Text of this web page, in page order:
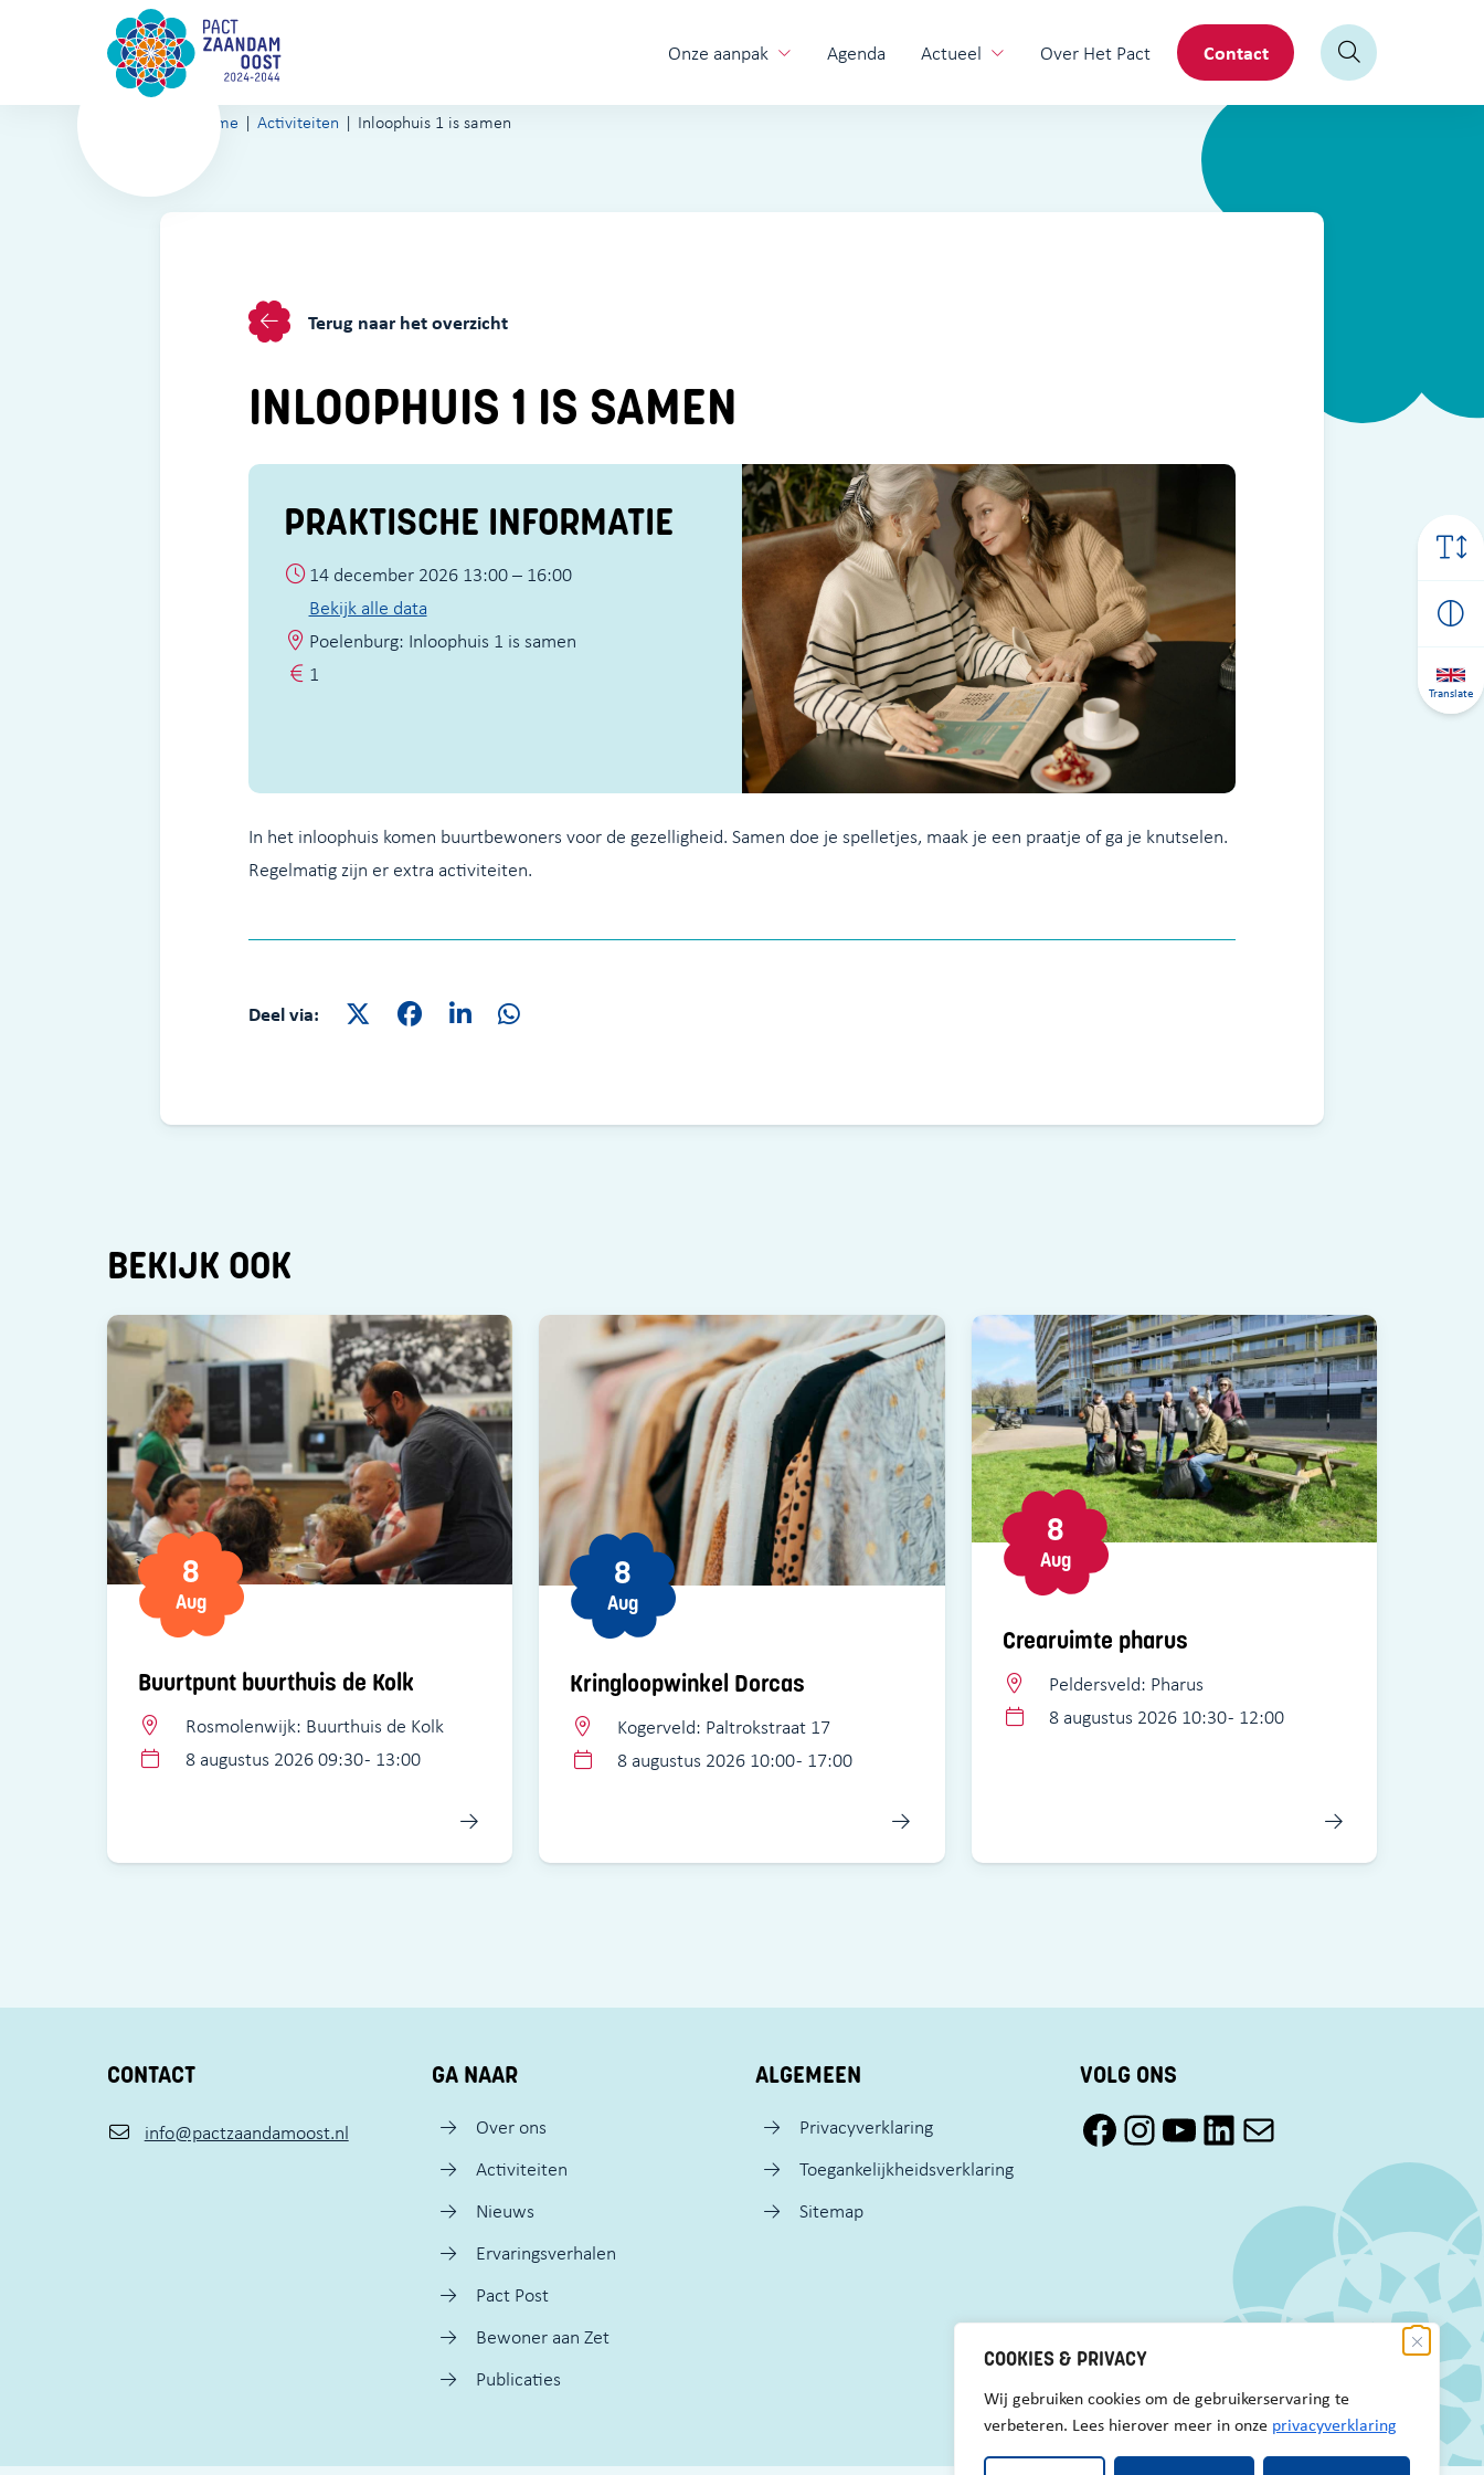
COOKIES & PRIVACY
Wij gebruiken cookies om de gebruikerservaring te
verbeteren. Lees hierover meer in onze privacyverklaring
Onze aanpak Agenda Actueel Over Het Pact Contact
Translate
Home Activiteiten Inloophuis 1 is samen
Terug naar het overzicht
INLOOPHUIS 1 IS SAMEN
PRAKTISCHE INFORMATIE
14 december 2026 13:00 – 16:00
Bekijk alle data
Poelenburg: Inloophuis 1 is samen
1
In het inloophuis komen buurtbewoners voor de gezelligheid. Samen doe je spelletjes, maak je een praatje of ga je knutselen.
Regelmatig zijn er extra activiteiten.
Deel via:
BEKIJK OOK
Buurtpunt buurthuis de Kolk
8
Aug
Rosmolenwijk: Buurthuis de Kolk
8 augustus 2026 09:30 - 13:00
Kringloopwinkel Dorcas
8
Aug
Kogerveld: Paltrokstraat 17
8 augustus 2026 10:00 - 17:00
Crearuimte pharus
8
Aug
Peldersveld: Pharus
8 augustus 2026 10:30 - 12:00
CONTACT
info@pactzaandamoost.nl
GA NAAR
Over ons
Activiteiten
Nieuws
Ervaringsverhalen
Pact Post
Bewoner aan Zet
Publicaties
ALGEMEEN
Privacyverklaring
Toegankelijkheidsverklaring
Sitemap
VOLG ONS
Facebook Pact Zaandam OostInstagram Pact Zaandam OostYouTube Pact Zaandam OostLinkedIn
Mail